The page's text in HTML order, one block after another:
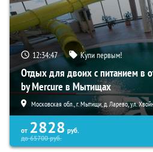
12:34:46 Купи первым!
Отдых для двоих с питанием в
by Mercure в Мытищах
Московская обл., г. Мытищи, д. Ларево, ул.
от 2828 руб.
до65700руб.